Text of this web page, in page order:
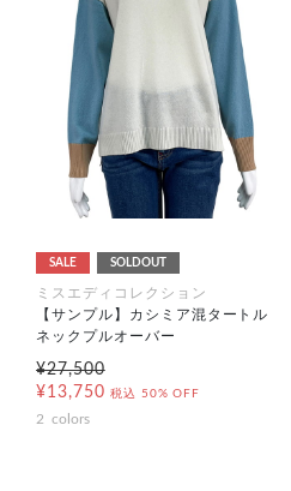
SALE SOLDOUT
ミスエディコレクション
【サンプル】カシミア混タートル
ネックプルオーバー
¥27,500
¥13,750 税込 50% OFF
2 colors